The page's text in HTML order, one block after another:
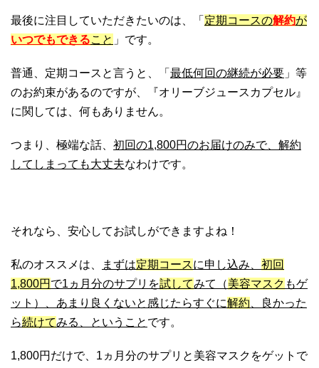
最後に注目していただきたいのは、「 定期コースの解約が
いつでもできること 」です。
普通、定期コースと言うと、「 最低何回の継続が必要 」等
のお約束があるのですが、『オリーブジュースカプセル』
に関しては、何もありません。
つまり、極端な話、 初回の1,800円のお届けのみで、解約
してしまっても大丈夫なわけです。
それなら、安心してお試しができますよね！
私のオススメは、 まずは定期コースに申し込み、 初回
1,800円 で1ヵ月分のサプリを試してみて（美容マスク もゲ
ット）、あまり良くないと感じたらすぐに解約、良かった
ら続けてみる、ということ です。
1,800円だけで、1ヵ月分のサプリと美容マスクをゲットで